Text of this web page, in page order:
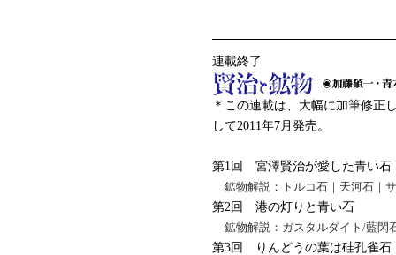
連載終了
＊この連載は、大幅に加筆修正
して2011年7月発売。
第1回 宮澤賢治が愛した青い石
鉱物解説：トルコ石｜天河石｜
第2回 港の灯りと青い石
鉱物解説：ガスタルダイト/藍閃
第3回 りんどうの葉は硅孔雀石